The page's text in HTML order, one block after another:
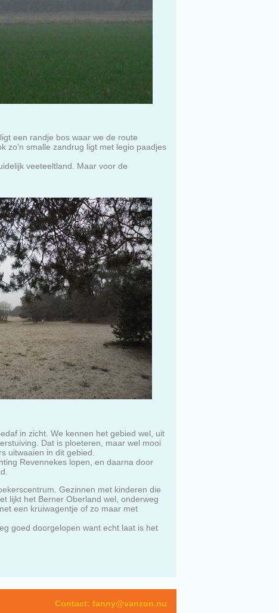
een randje bos waar we de route
zo’n smalle zandrug ligt met legio paadjes
veeteeltland. Maar voor de
in zicht. We kennen het gebied wel, uit
Dat is ploeteren, maar wel mooi
uitwaaien in dit gebied.
Revennekes lopen, en daarna door
Gezinnen met kinderen die
lijkt het Berner Oberland wel, onderweg
een kruiwagentje of zo maar met
goed doorgelopen want echt laat is het
Contact: fanny@vanzon.nu